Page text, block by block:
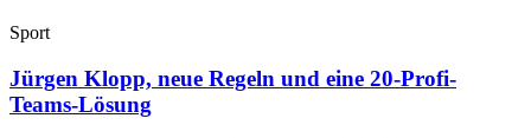
Sport
Jürgen Klopp, neue Regeln und eine 20-Profi-
Teams-Lösung